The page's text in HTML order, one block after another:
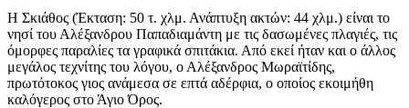
Η Σκιάθος (Έκταση: 50 τ. χλμ. Ανάπτυξη ακτών: 44 χλμ.) είναι το
νησί του Αλέξανδρου Παπαδιαμάντη με τις δασωμένες πλαγιές, τις
όμορφες παραλίες τα γραφικά σπιτάκια. Από εκεί ήταν και ο άλλος
μεγάλος τεχνίτης του λόγου, ο Αλέξανδρος Μωραϊτίδης,
πρωτότοκος γιος ανάμεσα σε επτά αδέρφια, ο οποίος εκοιμήθη
καλόγερος στο Άγιο Όρος.